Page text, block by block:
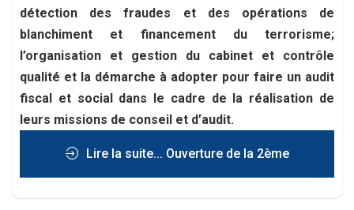
détection des fraudes et des opérations de
blanchiment et financement du terrorisme;
l’organisation et gestion du cabinet et contrôle
qualité et la démarche à adopter pour faire un audit
fiscal et social dans le cadre de la réalisation de
leurs missions de conseil et d’audit.
Lire la suite... Ouverture de la 2ème
session des journées techniques 2020 du